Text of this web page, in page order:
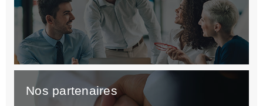
Nos partenaires